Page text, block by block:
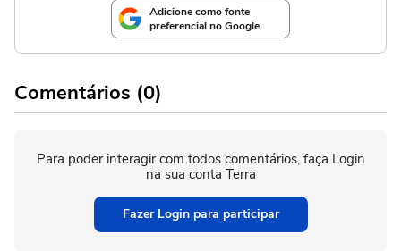
Adicione como fonte
preferencial no Google
Comentários (0)
Para poder interagir com todos comentários, faça Login
na sua conta Terra
Fazer Login para participar